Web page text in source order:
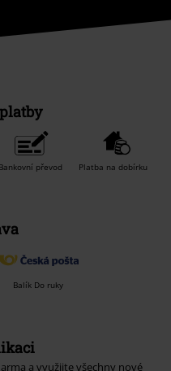
Bankovní převod Platba na dobírku
Balík Do ruky
a využijte všechny nové